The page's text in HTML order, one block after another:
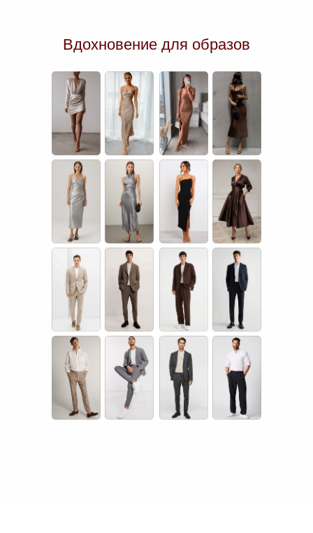
Вдохновение для образов